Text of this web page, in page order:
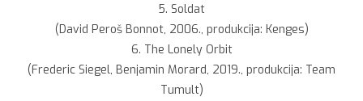
5. Soldat
(David Peroš Bonnot, 2006., produkcija: Kenges)
6. The Lonely Orbit
(Frederic Siegel, Benjamin Morard, 2019., produkcija: Team
Tumult)